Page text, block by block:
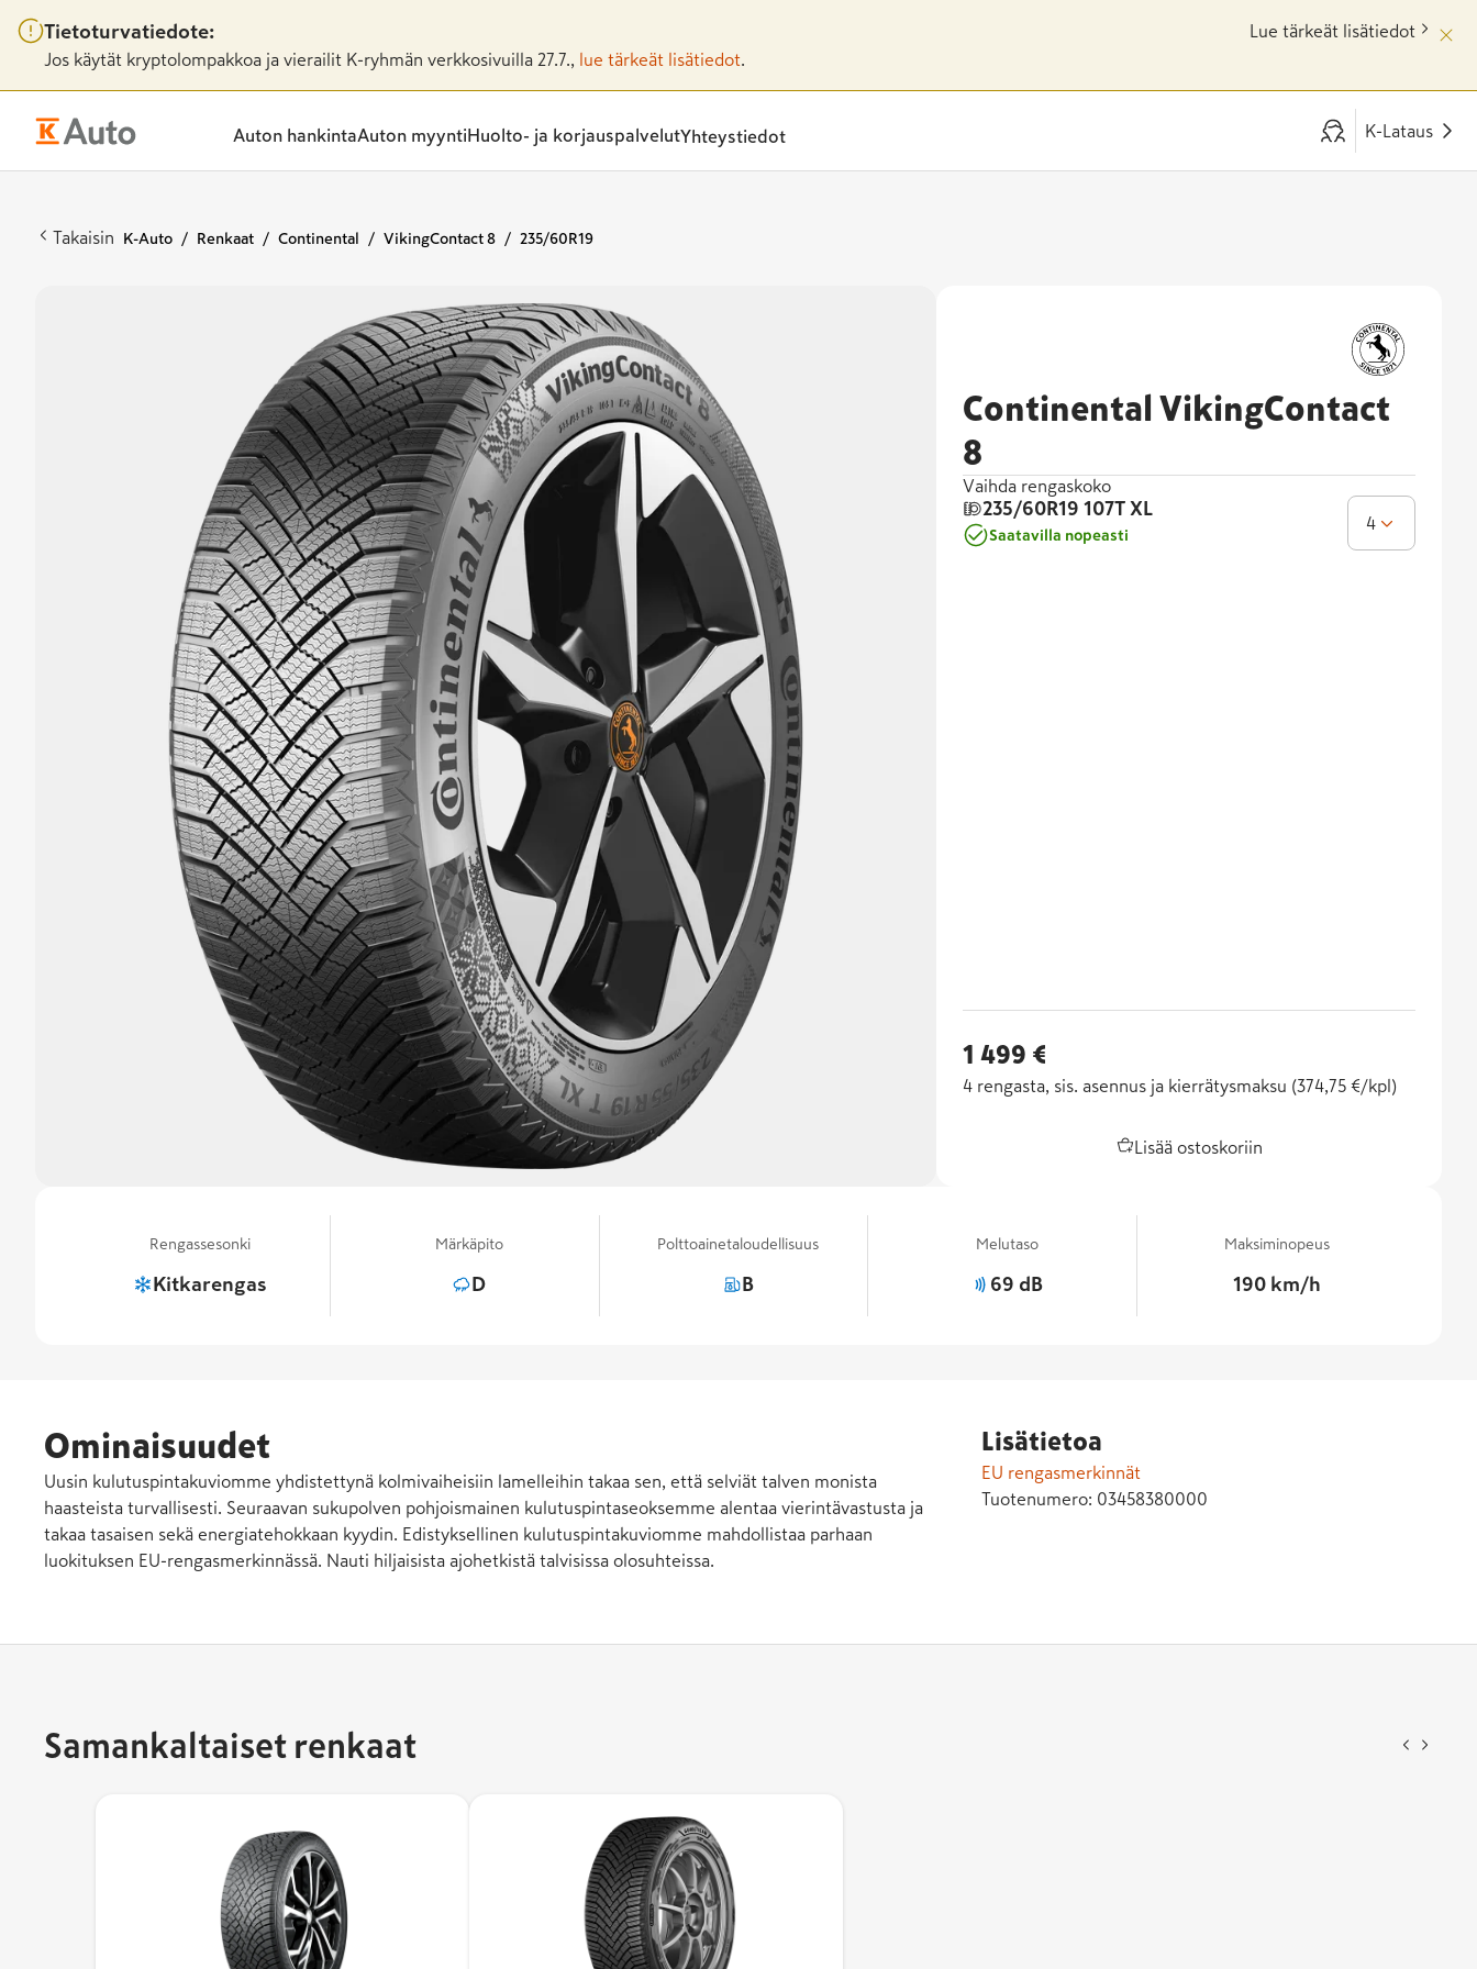
Tietoturvatiedote:
Jos käytät kryptolompakkoa ja vierailit K-ryhmän verkkosivuilla 27.7., lue tärkeät lisätiedot
Lue tärkeät lisätiedot
Auton hankintaAuton myynti Huolto- ja korjauspalvelutYhteystiedot K-Lataus
Takaisin K-Auto Renkaat Continental VikingContact 8 235/60R19
Continental VikingContact
8
Vaihda rengaskoko
235/60R19 107T XL
Saatavilla nopeasti
4
1 499 €
4 rengasta, sis. asennus ja kierrätysmaksu (374,75 €/kpl )
Lisää ostoskoriin
Rengassesonki
Kitkarengas
Märkäpito
D
Polttoainetaloudellisuus
B
Melutaso
69 dB
Maksiminopeus
190 km/h
Ominaisuudet
Uusin kulutuspintakuviomme yhdistettynä kolmivaiheisiin lamelleihin takaa sen, että selviät talven monista
haasteista turvallisesti. Seuraavan sukupolven pohjoismainen kulutuspintaseoksemme alentaa vierintävastusta ja
takaa tasaisen sekä energiatehokkaan kyydin. Edistyksellinen kulutuspintakuviomme mahdollistaa parhaan
luokituksen EU-rengasmerkinnässä. Nauti hiljaisista ajohetkistä talvisissa olosuhteissa.
Lisätietoa
EU rengasmerkinnät
Tuotenumero: 03458380000
Samankaltaiset renkaat